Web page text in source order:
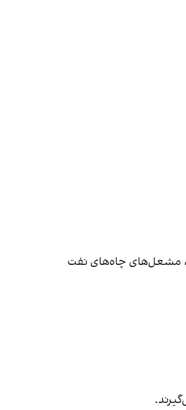
مشعل‌های چاه‌های نفت